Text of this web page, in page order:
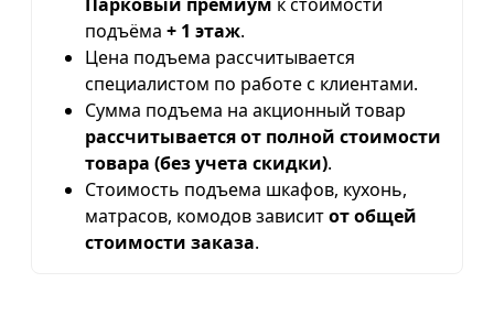
подъёма + 1 этаж.
Цена подъема рассчитывается
специалистом по работе с клиентами.
Сумма подъема на акционный товар
рассчитывается от полной стоимости
товара (без учета скидки).
Стоимость подъема шкафов, кухонь,
матрасов, комодов зависитот общей
стоимости заказа.